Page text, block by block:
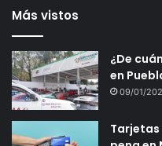
Más vistos
¿De
en
09/01/
Tarjetas